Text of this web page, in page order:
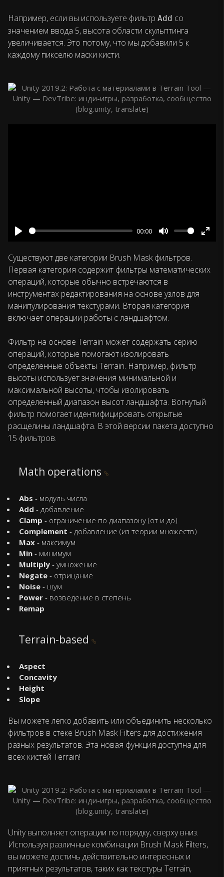
Например, если вы используете фильтр Add со
значением ввода 5, высота области скульптинга
увеличивается. Это потому, что мы добавили 5 к
каждому пикселю маски кисти.
00:00
Существуют две категории Brush Mask фильтров.
Первая категория содержит фильтры математических
операций, которые обычно встречаются в
инструментах редактирования на основе узлов для
манипулирования текстурами. Вторая категория
включает операции работы с ландшафтом.
Фильтр на основе Terrain может содержать серию
операций, которые помогают изолировать
определенные объекты Terrain. Например, фильтр
высоты использует значения минимальной и
максимальной высоты, чтобы изолировать
определенный диапазон высот ландшафта. Вогнутый
фильтр помогает идентифицировать открытые
расщелины ландшафта. В этой версии пакета доступно
15 фильтров.
Math operations
Abs - модуль числа
Add - добавление
Clamp - ограничение по диапазону (от и до)
Complement - добавление (из теории множеств)
Max - максимум
Min - минимум
Multiply - умножение
Negate - отрицание
Noise - шум
Power - возведение в степень
Remap
Terrain-based
Aspect
Concavity
Height
Slope
Вы можете легко добавить или объединить несколько
фильтров в стеке Brush Mask Filters для достижения
разных результатов. Эта новая функция доступна для
всех кистей Terrain!
Unity выполняет операции по порядку, сверху вниз.
Используя различные комбинации Brush Mask Filters,
вы можете достичь действительно интересных и
приятных результатов, таких как текстуры Terrain,